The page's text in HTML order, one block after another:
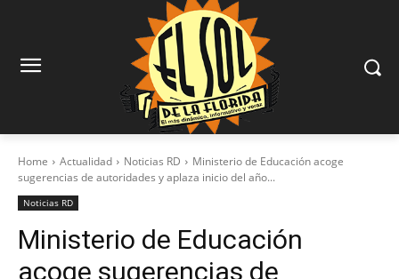
Home Actualidad Noticias RD
Ministerio de Educación acoge
sugerencias de autoridades y aplaza inicio del año...
Noticias RD
Ministerio de Educación
acoge sugerencias de